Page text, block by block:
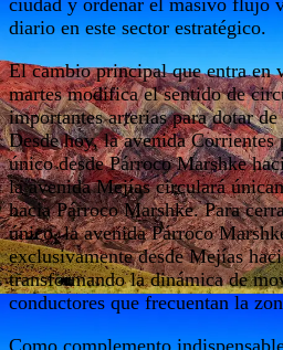
diario en este sector estratégico.
El cambio principal que entra en
martes modifica el sentido de
importantes arterias para dotar
Desde hoy, la avenida Corrientes
único desde Párroco Marshke
la avenida Mejías circulará
hacia Párroco Marshke. Para
único, la avenida Párroco
exclusivamente desde Mejías
transformando la dinámica de
conductores que frecuentan la
Como complemento